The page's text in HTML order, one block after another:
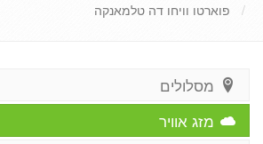
פוארטו וויחו דה טלמאנקה
מסלולים
מזג אוויר